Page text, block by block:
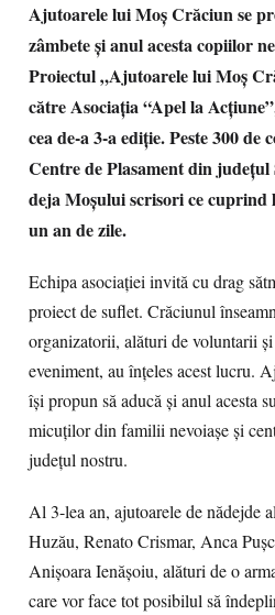
Ajutoarele lui Moș Crăciun se
zâmbete și anul acesta copiilor
Proiectul „Ajutoarele lui Moș
către Asociația “Apel la
cea de-a 3-a ediție. Peste 300
Centre de Plasament din
deja Moșului scrisori ce cuprind
un an de zile.
Echipa asociației invită cu drag
proiect de suflet. Crăciunul
organizatorii, alături de voluntarii
eveniment, au înțeles acest lucru.
își propun să aducă și anul acesta
micuților din familii nevoiașe și
județul nostru.
Al 3-lea an, ajutoarele de nădejde
Huzău, Renato Crismar, Anca
Anișoara Ienășoiu, alături de o
care vor face tot posibilul să